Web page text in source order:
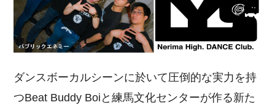
ダンスボーカルシーンに於いて圧倒的な実力を持
つBeat Buddy Boiと練馬文化センターが作る新た